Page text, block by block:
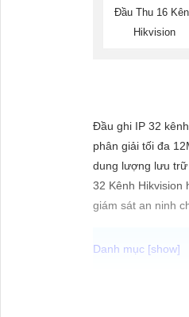
Đầu Thu 16
Hikvision
Đầu ghi IP 32
phân giải tối đa
dung lượng lưu trữ
32 Kênh Hikvision
giám sát an ninh
Chắc chắn! Dưới